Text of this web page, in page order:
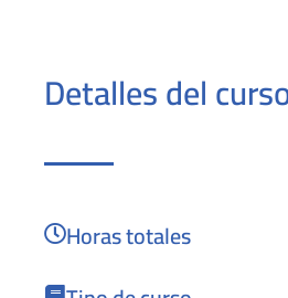
Detalles del
Horas totales